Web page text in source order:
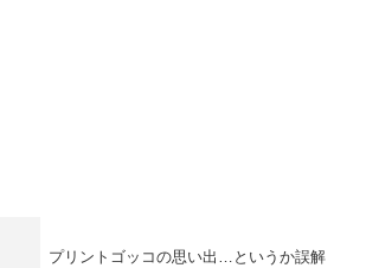
プリントゴッコの思い出…というか誤解